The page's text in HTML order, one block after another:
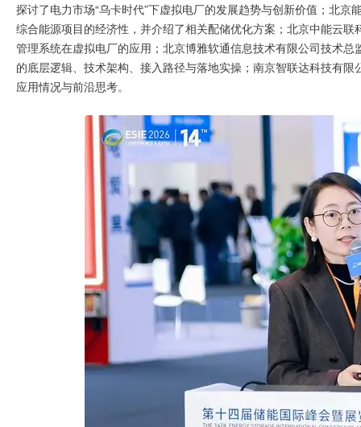
探讨了电力市场“乌卡时代”下虚拟电厂的发展趋势与创新价值；北
综合能源项目的经济性，并介绍了相关配储优化方案；北京中能云
管理系统在虚拟电厂的应用；北京博雅软通信息技术有限公司技术
的底层逻辑、技术架构、接入路径与落地实操；南京智联达科技有
应用情况与前沿思考。